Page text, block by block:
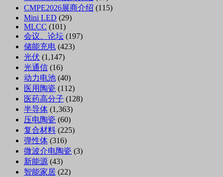
CMPE2026展商介绍 (115)
Mini LED (29)
MLCC (101)
会议、论坛 (197)
储能充电 (423)
光伏 (1,147)
光通信 (16)
动力电池 (40)
医用陶瓷 (112)
医药高分子 (128)
半导体 (1,363)
压电陶瓷 (60)
复合材料 (225)
弹性体 (316)
微波介电陶瓷 (3)
新能源 (43)
智能家居 (22)